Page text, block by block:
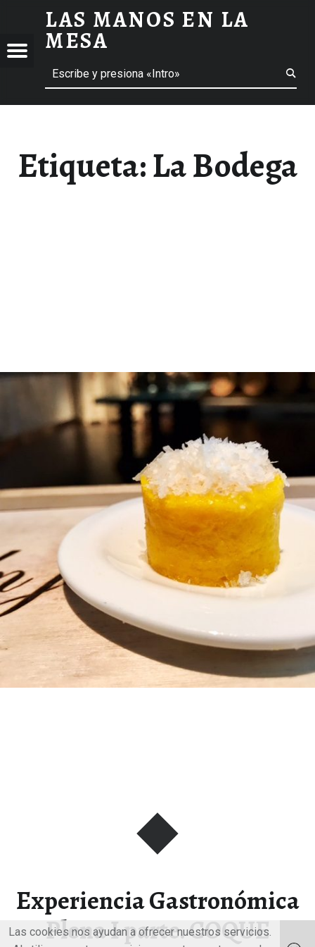
LA BODEGA ARCHIVOS - LAS MANOS EN LA MESA
LAS MANOS EN LA
MESA
Menú Buscar
Etiqueta:La Bodega
Experiencia Gastronómica
Plena I parte. COQUE
Las cookies nos ayudan a ofrecer nuestros servicios.